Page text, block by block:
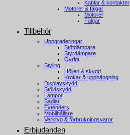
Kablar & kontakter
Motorer & fälgar
Motorer
Fälgar
Tillbehör
Uppgraderingar
Stötdämpare
Styrdämpare
Övrigt
Styling
Höljen & skydd
Krokar & upphängning
Displayskydd
Stöldskydd
Lampor
Sadlar
Extenders
Mobilhållare
Verktyg & förbrukningsvaror
Erbjudanden